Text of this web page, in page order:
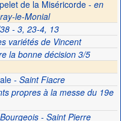
de la Miséricorde - en
le-Monial
- 3, 23-4, 13
variétés de Vincent
la bonne décision 3/5
- Saint Fiacre
propres à la messe du 19e
- Saint Pierre